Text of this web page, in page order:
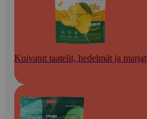
Kuivatut taatelit, hedelmät ja marjat